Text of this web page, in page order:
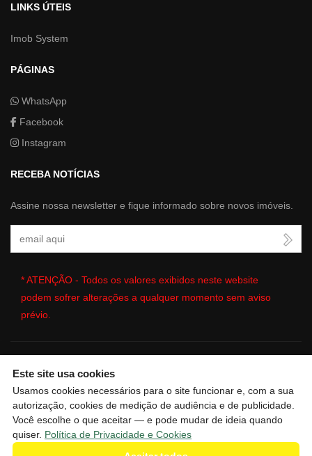
LINKS ÚTEIS
Imob System
PÁGINAS
WhatsApp
Facebook
Instagram
RECEBA NOTÍCIAS
Assine nossa newsletter e fique informado sobre novos imóveis.
* ATENÇÃO - Todos os valores exibidos neste website
podem sofrer alterações a qualquer momento sem aviso
prévio.
🔒| Copyright © 2026 - Website gerado por
de Gestão Imobiliária |Política de Privacidade e Cookies|
Preferências de cookies|Meus dados
Este site usa cookies
Usamos cookies necessários para o site funcionar e, com a sua
autorização, cookies de medição de audiência e de publicidade.
Você escolhe o que aceitar — e pode mudar de ideia quando
quiser. Política de Privacidade e Cookies